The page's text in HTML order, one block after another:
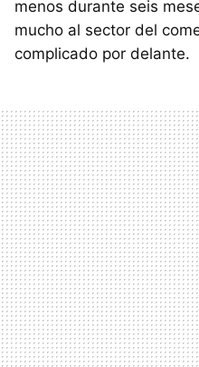
menos durante seis
mucho al sector del
complicado por delante.